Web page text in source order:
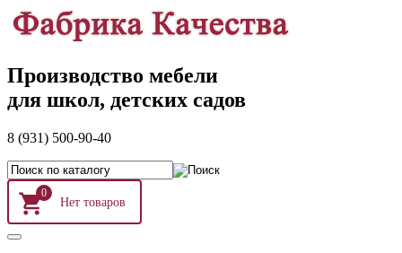
Производство мебели
для школ, детских садов
8 (931) 500-90-40
0